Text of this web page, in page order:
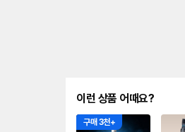
이런 상품 어때요?
구매 3천+